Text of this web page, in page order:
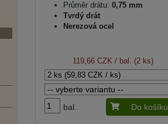
Průměr drátu: 0,75 mm
Tvrdý drát
Nerezová ocel
119,66 CZK / bal. (2 ks)
bal. Do košíku